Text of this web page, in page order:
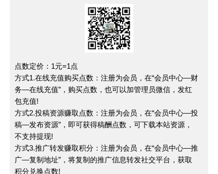
主要内容是筛选和整合的基础。具体来说，信息类文
本要探究文章的观点,把握作者在文中表达的态度,筛
选出文中使用的论据等。题干及选项是问题关键所在,
2.题文比照阅读,勾画重点信息。信息筛选的依据
主要是题干和文本。做题时先认真分析题干,明确命题
指向,再回归文本，找到筛选区域,概括重要信息点,用
笔把解题有效信息勾画出来。
3.仔细分析比对,注意细微差别。近几年高考命题
者设置陷阱的方式主要有如下几种:①程度轻重、数量
点数定价：1元=1点
方式1.在线充值购买点数：注册为会员，在“会员中心—财
务—在线充值”，购买点数，也可以加管理员微信，发红
包充值!
方式2.投稿资源赚取点数：注册为会员，在“会员中心—投
稿—发布资源”，即可获得稿酬点数，可下载本站资源，
不支持提现!
方式3.推广转发赚取积分：注册为会员，在“会员中心—推
广—复制地址”，将复制的推广信息转发社交平台，获取
积分兑换点数!